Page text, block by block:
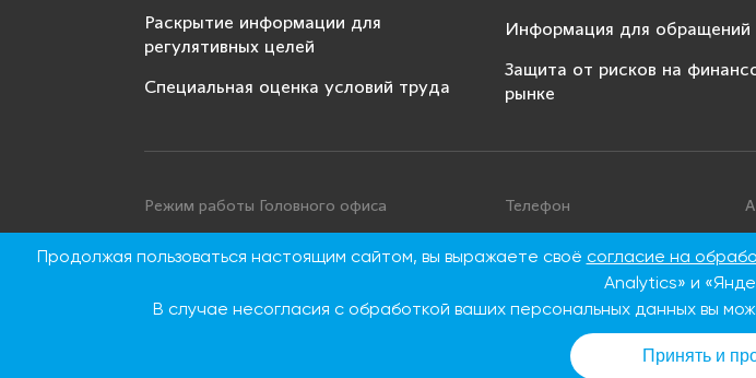
Раскрытие информации для
регулятивных целей
Специальная оценка условий труда
Информация для обращений
Защита от рисков на
рынке
Режим работы Головного офиса
Пятница: с 9:00 до 16:45
Телефон
8 800 100 00 22 (Бесплатно
Продолжая пользоваться настоящим сайтом, вы выражаете своё согласие на
Analytics» и
В случае несогласия с обработкой ваших персональных данных вы
Принять и